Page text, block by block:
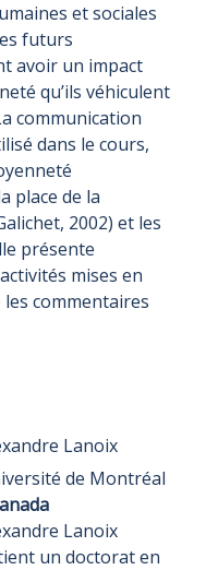
et sociales
futurs
avoir un impact
qu’ils véhiculent
communication
dans le cours,
place de la
2002) et les
présente
mises en
commentaires
Lanoix
de Montréal
Lanoix
un doctorat en